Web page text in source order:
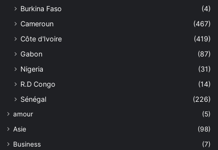
Burkina Faso
(4)
Cameroun
(467)
Côte d'Ivoire
(419)
Gabon
(87)
Nigeria
(31)
R.D Congo
(14)
Sénégal
(226)
amour
(5)
Asie
(98)
Business
(7)